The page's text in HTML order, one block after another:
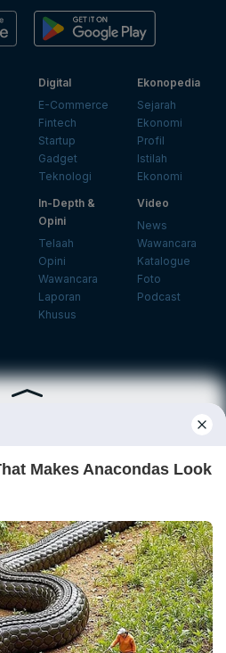
Digital
E-Commerce
Fintech
Startup
Gadget
Teknologi
Ekonopedia
Sejarah
Ekonomi
Profil
Istilah
Ekonomi
In-Depth &
Opini
Telaah
Opini
Wawancara
Laporan
Khusus
Video
News
Wawancara
Katalogue
Foto
Podcast
Daftar
Ikuti Kami